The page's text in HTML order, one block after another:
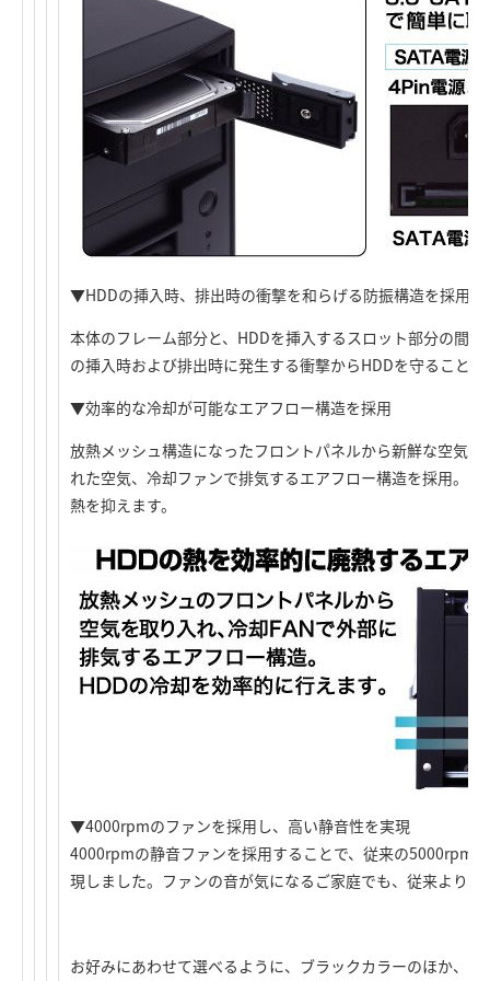
▼HDDの挿入時、排出時の衝撃を和らげる防振構造を採用
本体のフレーム部分と、HDDを挿入するスロット部分の間
の挿入時および排出時に発生する衝撃からHDDを守ること
▼効率的な冷却が可能なエアフロー構造を採用
放熱メッシュ構造になったフロントパネルから新鮮な空気
れた空気、冷却ファンで排気するエアフロー構造を採用。
熱を抑えます。
▼4000rpmのファンを採用し、高い静音性を実現
4000rpmの静音ファンを採用することで、従来の5000rpm
現しました。ファンの音が気になるご家庭でも、従来より
お好みにあわせて選べるように、ブラックカラーのほか、